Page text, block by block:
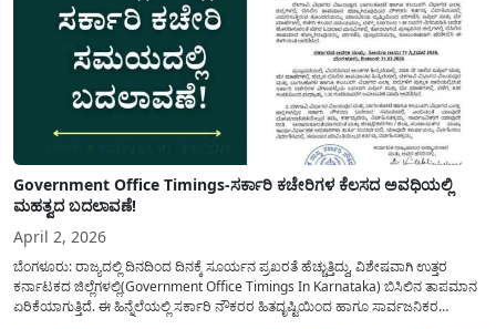
Government Office Timings-ಸರ್ಕಾರಿ ಕಚೇರಿಗಳ ಕೆಲಸದ ಅವಧಿಯಲ್ಲಿ
ಮಹತ್ವದ ಬದಲಾವಣೆ!
April 2, 2026
ಬೆಂಗಳೂರು: ರಾಜ್ಯದಲ್ಲಿ ದಿನದಿಂದ ದಿನಕ್ಕೆ ಸೂರ್ಯನ ಪ್ರಖರತೆ ಹೆಚ್ಚುತ್ತಿದ್ದು, ವಿಶೇಷವಾಗಿ ಉತ್ತರ
ಕರ್ನಾಟಕದ ಜಿಲ್ಲೆಗಳಲ್ಲಿ(Government Office Timings In Karnataka) ಬಿಸಿಲಿನ ತಾಪಮಾನ
ಏರಿಕೆಯಾಗುತ್ತಿದೆ. ಈ ಹಿನ್ನೆಲೆಯಲ್ಲಿ ಸರ್ಕಾರಿ ನೌಕರರ ಹಿತದೃಷ್ಟಿಯಿಂದ ಹಾಗೂ ಸಾರ್ವಜನಿಕರ